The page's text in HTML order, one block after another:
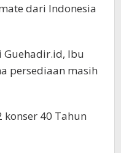
dari Indonesia
Ibu
persediaan masih
konser 40 Tahun